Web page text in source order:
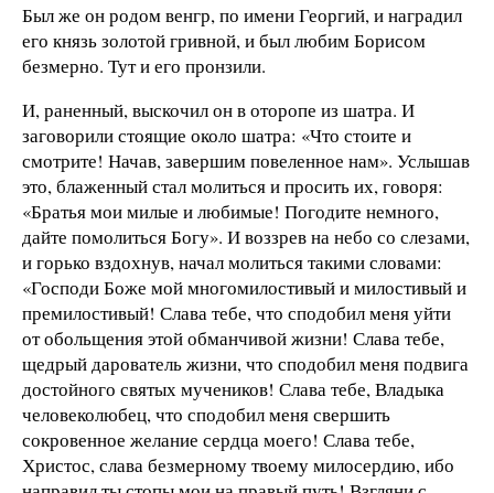
Был же он родом венгр, по имени Георгий, и наградил
его князь золотой гривной, и был любим Борисом
безмерно. Тут и его пронзили.
И, раненный, выскочил он в оторопе из шатра. И
заговорили стоящие около шатра: «Что стоите и
смотрите! Начав, завершим повеленное нам». Услышав
это, блаженный стал молиться и просить их, говоря:
«Братья мои милые и любимые! Погодите немного,
дайте помолиться Богу». И воззрев на небо со слезами,
и горько вздохнув, начал молиться такими словами:
«Господи Боже мой многомилостивый и милостивый и
премилостивый! Слава тебе, что сподобил меня уйти
от обольщения этой обманчивой жизни! Слава тебе,
щедрый дарователь жизни, что сподобил меня подвига
достойного святых мучеников! Слава тебе, Владыка
человеколюбец, что сподобил меня свершить
сокровенное желание сердца моего! Слава тебе,
Христос, слава безмерному твоему милосердию, ибо